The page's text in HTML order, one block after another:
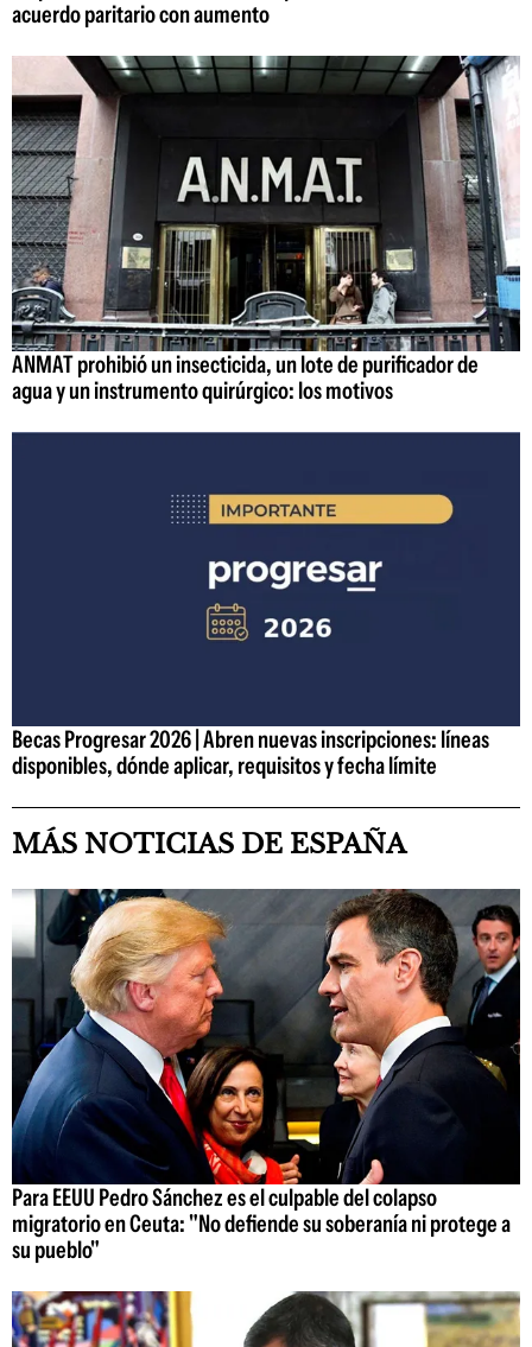
acuerdo paritario con aumento
ANMAT prohibió un insecticida, un lote de purificador de
agua y un instrumento quirúrgico: los motivos
Becas Progresar 2026 | Abren nuevas inscripciones: líneas
disponibles, dónde aplicar, requisitos y fecha límite
MÁS NOTICIAS DE ESPAÑA
Para EEUU Pedro Sánchez es el culpable del colapso
migratorio en Ceuta: "No defiende su soberanía ni protege a
su pueblo"